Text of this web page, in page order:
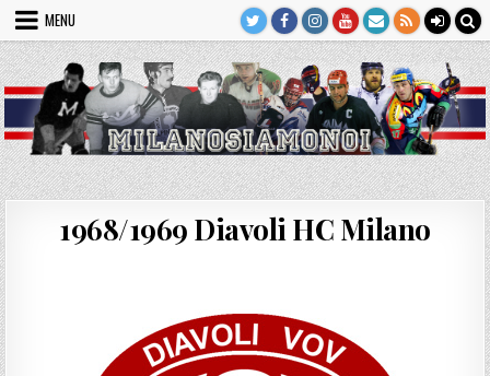
Skip
content
MENU
1968/1969 Diavoli HC Milano